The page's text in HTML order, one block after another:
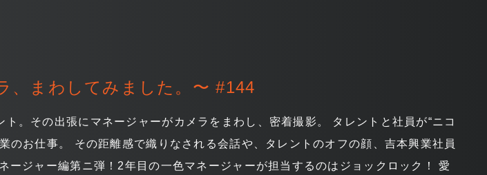
、まわしてみました。〜 #144
。その出張にマネージャーがカメラをまわし、密着撮影。 タレントと社員が“ニコ
のお仕事。 その距離感で織りなされる会話や、タレントのオフの顔、吉本興業社員
ージャー編第ニ弾！2年目の一色マネージャーが担当するのはジョックロック！ 愛